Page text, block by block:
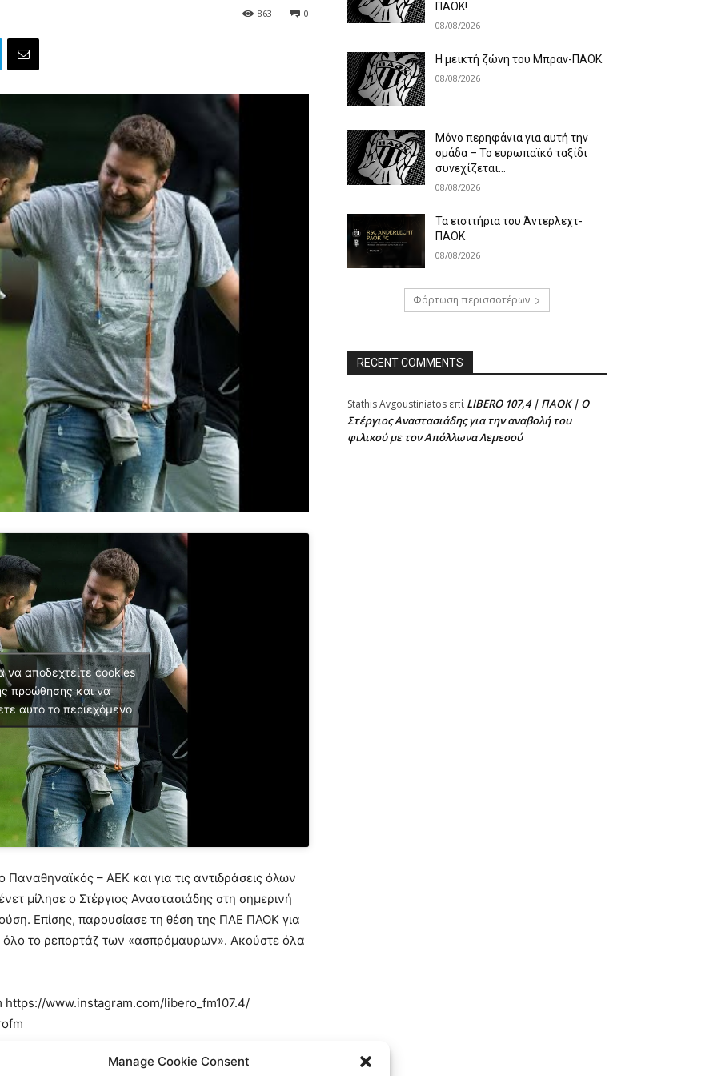
Manage Cookie Consent
0
863
να αποδεχτείτε cookies
προώθησης και να
αυτό το περιεχόμενο
– ΑΕΚ και για τις αντιδράσεις όλων
μίλησε ο Στέργιος Αναστασιάδης στη σημερινή
Επίσης, παρουσίασε τη θέση της ΠΑΕ ΠΑΟΚ για
όλο το ρεπορτάζ των «ασπρόμαυρων». Ακούστε όλα
https://www.instagram.com/libero_fm107.4/
ΠΑΟΚ!
08/08/2026
Η μεικτή ζώνη του Μπραν-ΠΑΟΚ
08/08/2026
Μόνο περηφάνια για αυτή την
ομάδα – Το ευρωπαϊκό ταξίδι
συνεχίζεται…
08/08/2026
Τα εισιτήρια του Άντερλεχτ-
ΠΑΟΚ
08/08/2026
Φόρτωση περισσοτέρων
RECENT COMMENTS
Stathis Avgoustiniatos επί LIBERO 107,4 | ΠΑΟΚ | Ο
Στέργιος Αναστασιάδης για την αναβολή του
φιλικού με τον Απόλλωνα Λεμεσού